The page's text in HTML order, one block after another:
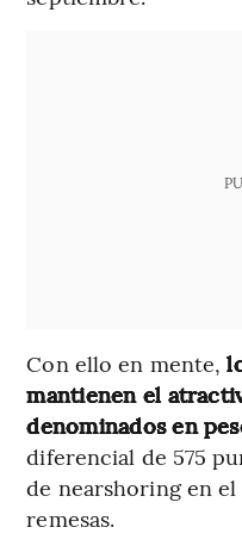
Con ello en mente,
mantienen el
denominados en
diferencial de 575
de nearshoring en
remesas.